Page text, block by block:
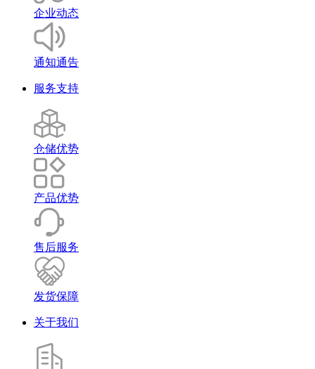
企业动态
通知通告
服务支持
仓储优势
产品优势
售后服务
发货保障
关于我们